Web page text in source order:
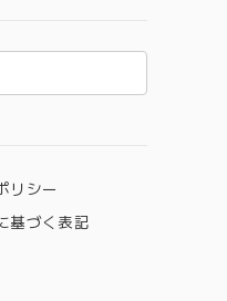
リシー
基づく表記